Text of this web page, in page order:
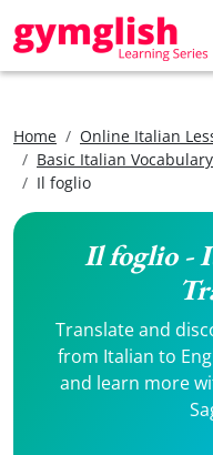
Home
Online Italian
Basic Italian
Il foglio
Il foglio -
Translate and
from Italian to
and learn more